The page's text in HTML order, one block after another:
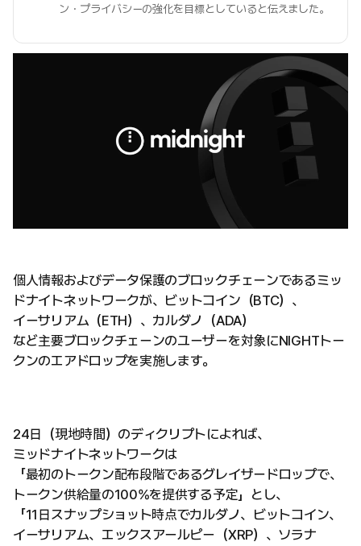
ン・プライバシーの強化を目標としていると伝えました。
個人情報およびデータ保護のブロックチェーンであるミッ
ドナイトネットワークが、ビットコイン（BTC）、
イーサリアム（ETH）、カルダノ（ADA）
など主要ブロックチェーンのユーザーを対象にNIGHTトー
クンのエアドロップを実施します。
24日（現地時間）のディクリプトによれば、
ミッドナイトネットワークは
「最初のトークン配布段階であるグレイザードロップで、
トークン供給量の100%を提供する予定」とし、
「11日スナップショット時点でカルダノ、ビットコイン、
イーサリアム、エックスアールピー（XRP）、ソラナ